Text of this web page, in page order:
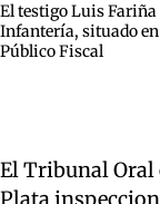
El testigo Luis Fariña
Infantería, situado
Público Fiscal
El Tribunal Oral